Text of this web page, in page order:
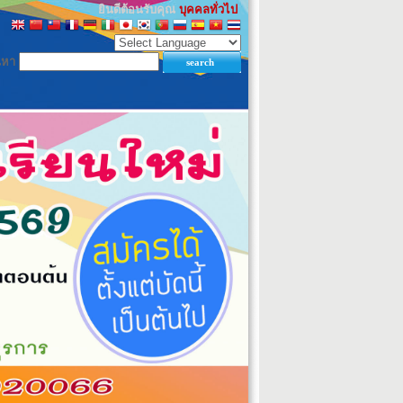
ยินดีต้อนรับคุณ บุคคลทั่วไป
า